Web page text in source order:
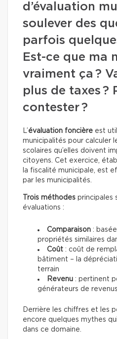
d’évaluation
soulever des
parfois
Est-ce que ma
vraiment ça ?
plus de taxes ?
contester ?
L’évaluation foncière est
municipalités pour calculer
scolaires qu’elles doivent
citoyens. Cet exercice,
la fiscalité municipale, est
par les municipalités.
Trois méthodes principales
évaluations :
Comparaison :
propriétés similaires
Coût : coût de
bâtiment – la
terrain
Revenu : pertinent
générateurs de revenus
Derrière les chiffres et les
encore quelques mythes
dans ce domaine.